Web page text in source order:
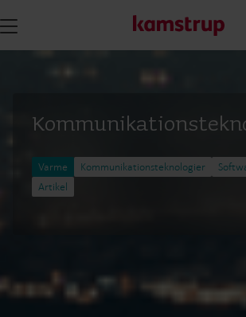
Varme Kommunikationsteknologier
Artikel